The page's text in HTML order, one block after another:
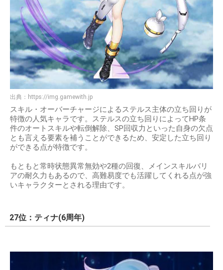
出典： https://img.gamewith.jp
スキル・オーバーチャージによるステルス主体の立ち回りが
特徴の人気キャラです。ステルスの立ち回りによってHP条
件のオートスキルや転倒解除、SP回収力といった自身の欠点
とも言える要素を補うことができるため、安定した立ち回り
ができる点が特徴です。
もともと常時状態異常無効や2種の回復、メインスキルバリ
アの耐久力もあるので、高難易度でも活躍してくれる点が強
いキャラクターとされる理由です。
27位：ティナ(6周年)